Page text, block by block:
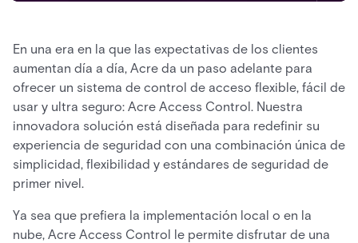
En una era en la que las expectativas de los clientes
aumentan día a día, Acre da un paso adelante para
ofrecer un sistema de control de acceso flexible, fácil de
usar y ultra seguro: Acre Access Control. Nuestra
innovadora solución está diseñada para redefinir su
experiencia de seguridad con una combinación única de
simplicidad, flexibilidad y estándares de seguridad de
primer nivel.
Ya sea que prefiera la implementación local o en la
nube, Acre Access Control le permite disfrutar de una